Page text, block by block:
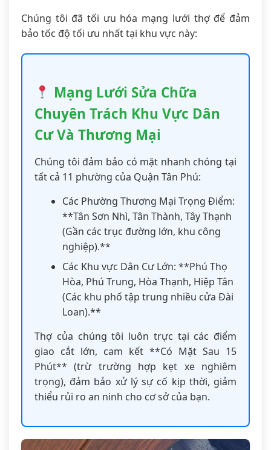
Chúng tôi đã tối ưu hóa mạng lưới thợ để đảm
bảo tốc độ tối ưu nhất tại khu vực này:
Mạng Lưới Sửa Chữa
Chuyên Trách Khu Vực Dân
Cư Và Thương Mại
Chúng tôi đảm bảo có mặt nhanh chóng tại
tất cả 11 phường của Quận Tân Phú:
Các Phường Thương Mại Trọng Điểm:
**Tân Sơn Nhì, Tân Thành, Tây Thạnh
(Gần các trục đường lớn, khu công
nghiệp).**
Các Khu vực Dân Cư Lớn: **Phú Thọ
Hòa, Phú Trung, Hòa Thạnh, Hiệp Tân
(Các khu phố tập trung nhiều cửa Đài
Loan).**
Thợ của chúng tôi luôn trực tại các điểm
giao cắt lớn, cam kết **Có Mặt Sau 15
Phút** (trừ trường hợp kẹt xe nghiêm
trọng), đảm bảo xử lý sự cố kịp thời, giảm
thiểu rủi ro an ninh cho cơ sở của bạn.